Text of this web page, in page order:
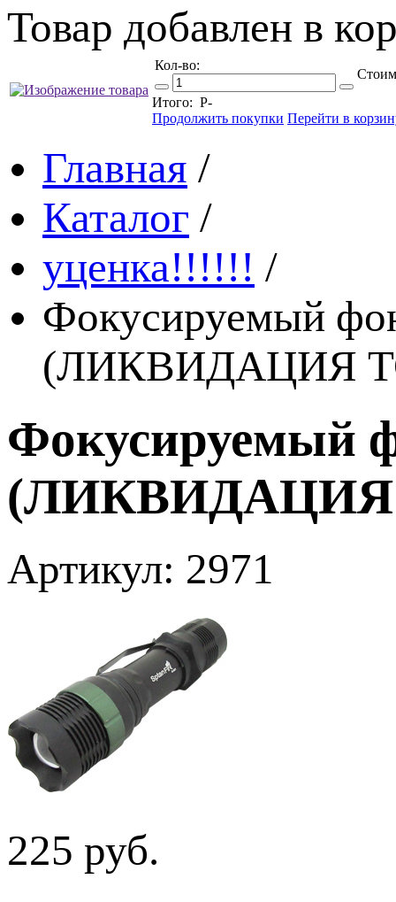
Товар добавлен в
Кол-во:
Итого: Р-
Продолжить покупки Перейти в
Главная /
Каталог /
уценка!!!!!! /
Фокусируемый
(ЛИКВИДАЦИЯ
Фокусируемый
(ЛИКВИДАЦИЯ
Артикул: 2971
225 руб.